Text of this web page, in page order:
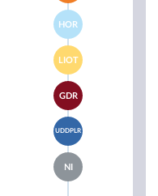
Écologiste
et
Social
page
du
groupe
Les
Démocrates
Accéder
à la
page
du
groupe
Horizons
&
Indépendants
HOR
Accéder
à la
page
du
groupe
Libertés,
Indépendants,
Outre-
mer
et
Territoires
LIOT
Accéder
à la
page
du
groupe
Gauche
Démocrate
et
GDR
Accéder
à la
page
du
groupe
UDDPLR
Accéder
à la
page
NI